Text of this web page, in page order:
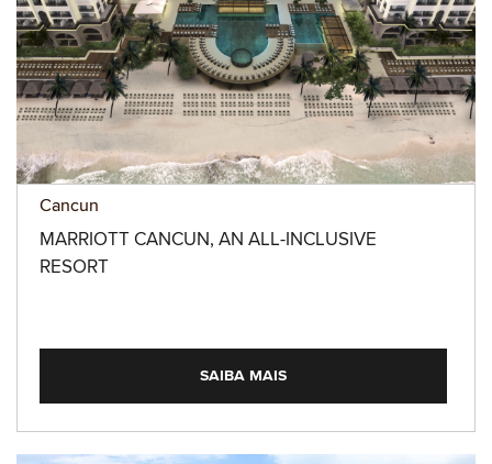
Cancun
MARRIOTT CANCUN, AN ALL-INCLUSIVE
RESORT
SAIBA MAIS